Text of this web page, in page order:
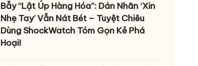
Bẫy “Lật Úp Hàng Hóa”: Dán Nhãn ‘Xin
Nhẹ Tay’ Vẫn Nát Bét – Tuyệt Chiêu
Dùng ShockWatch Tóm Gọn Kẻ Phá
Hoại!